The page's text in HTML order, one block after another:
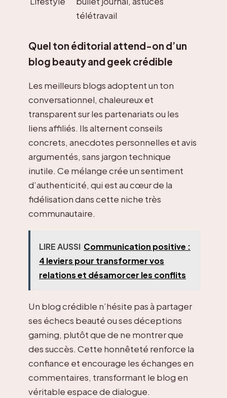
télétravail
Quel ton éditorial attend-on d’un
blog beauty and geek crédible
Les meilleurs blogs adoptent un ton
conversationnel, chaleureux et
transparent sur les partenariats ou les
liens affiliés. Ils alternent conseils
concrets, anecdotes personnelles et avis
argumentés, sans jargon technique
inutile. Ce mélange crée un sentiment
d’authenticité, qui est au cœur de la
fidélisation dans cette niche très
communautaire.
LIRE AUSSI Communication positive :
4 leviers pour transformer vos
relations et désamorcer les conflits
Un blog crédible n’hésite pas à partager
ses échecs beauté ou ses déceptions
gaming, plutôt que de ne montrer que
des succès. Cette honnêteté renforce la
confiance et encourage les échanges en
commentaires, transformant le blog en
véritable espace de dialogue.